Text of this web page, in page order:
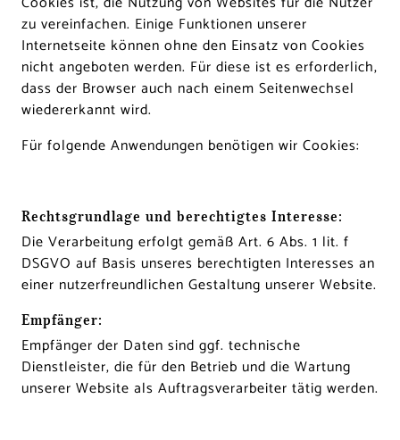
zu vereinfachen. Einige Funktionen unserer
Internetseite können ohne den Einsatz von Cookies
nicht angeboten werden. Für diese ist es erforderlich,
dass der Browser auch nach einem Seitenwechsel
wiedererkannt wird.
Für folgende Anwendungen benötigen wir Cookies:
Rechtsgrundlage und berechtigtes Interesse:
Die Verarbeitung erfolgt gemäß Art. 6 Abs. 1 lit. f
DSGVO auf Basis unseres berechtigten Interesses an
einer nutzerfreundlichen Gestaltung unserer Website.
Empfänger:
Empfänger der Daten sind ggf. technische
Dienstleister, die für den Betrieb und die Wartung
unserer Website als Auftragsverarbeiter tätig werden.